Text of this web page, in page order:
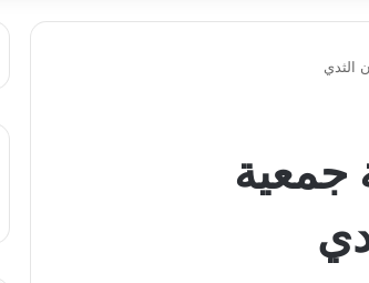
الثدي
جمعية